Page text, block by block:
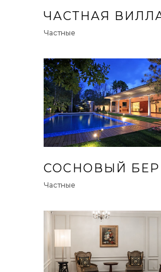
ЧАСТНАЯ
Частные
СОСНОВЫЙ
Частные